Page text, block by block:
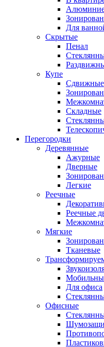
Для
Скрытые
Пенал
Купе
Сдвижные
Складные
Перегородки
Деревянные
Ажурные
Дверные
Легкие
Реечные
Реечные
Мягкие
Тканевые
Для офиса
Офисные